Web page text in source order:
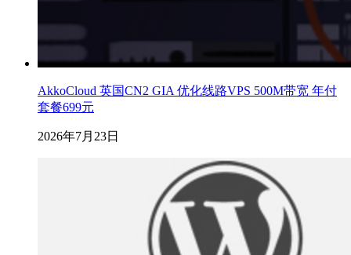
AkkoCloud 英国CN2 GIA 优化线路VPS 500M带宽 年付
套餐699元
2026年7月23日